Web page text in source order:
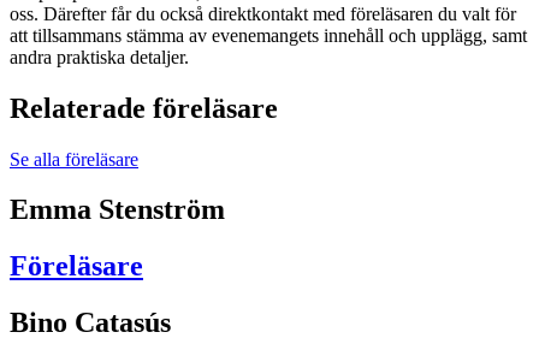
oss. Därefter får du också direktkontakt med föreläsaren du valt för
att tillsammans stämma av evenemangets innehåll och upplägg, samt
andra praktiska detaljer.
Relaterade föreläsare
Se alla föreläsare
Emma Stenström
Föreläsare
Bino Catasús